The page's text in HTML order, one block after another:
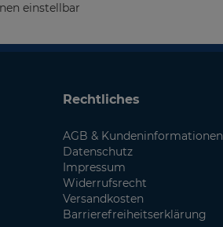
einstellbar
Rechtliches
AGB & Kundeninformationen
Datenschutz
Impressum
Widerrufsrecht
Versandkosten
Barrierefreiheitserklärung